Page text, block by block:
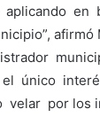
aplicando en
afirmó
el único
velar por los